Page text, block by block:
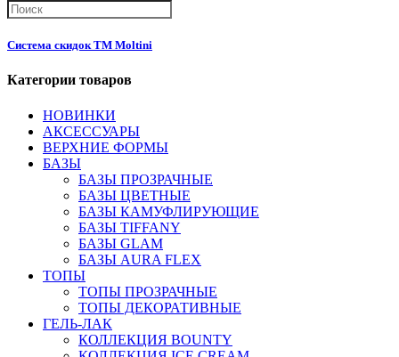
Система скидок ТМ Moltini
Категории товаров
НОВИНКИ
АКСЕССУАРЫ
ВЕРХНИЕ ФОРМЫ
БАЗЫ
БАЗЫ ПРОЗРАЧНЫЕ
БАЗЫ ЦВЕТНЫЕ
БАЗЫ КАМУФЛИРУЮЩИЕ
БАЗЫ TIFFANY
БАЗЫ GLAM
БАЗЫ AURA FLEX
ТОПЫ
ТОПЫ ПРОЗРАЧНЫЕ
ТОПЫ ДЕКОРАТИВНЫЕ
ГЕЛЬ-ЛАК
КОЛЛЕКЦИЯ BOUNTY